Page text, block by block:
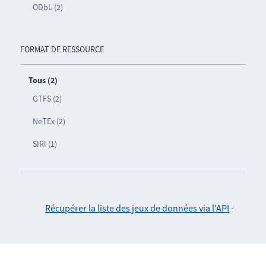
ODbL (2)
FORMAT DE RESSOURCE
Tous (2)
GTFS (2)
NeTEx (2)
SIRI (1)
Récupérer la liste des jeux de données via l'API -